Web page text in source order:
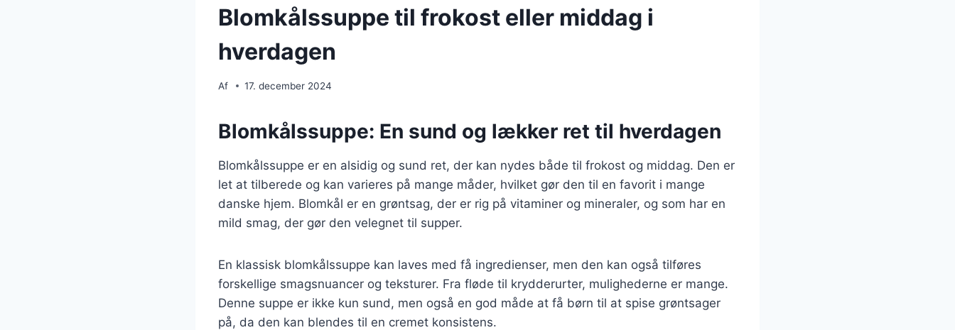
Blomkålssuppe til frokost eller middag i
hverdagen
Af 17. december 2024
Blomkålssuppe: En sund og lækker ret til hverdagen
Blomkålssuppe er en alsidig og sund ret, der kan nydes både til frokost og middag. Den er
let at tilberede og kan varieres på mange måder, hvilket gør den til en favorit i mange
danske hjem. Blomkål er en grøntsag, der er rig på vitaminer og mineraler, og som har en
mild smag, der gør den velegnet til supper.
En klassisk blomkålssuppe kan laves med få ingredienser, men den kan også tilføres
forskellige smagsnuancer og teksturer. Fra fløde til krydderurter, mulighederne er mange.
Denne suppe er ikke kun sund, men også en god måde at få børn til at spise grøntsager
på, da den kan blendes til en cremet konsistens.